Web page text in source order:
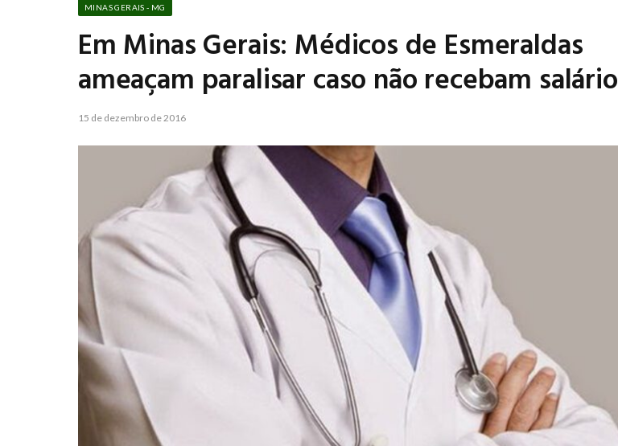
MINAS GERAIS - MG
Em Minas Gerais: Médicos de Esmeraldas
ameaçam paralisar caso não recebam salário
15 de dezembro de 2016